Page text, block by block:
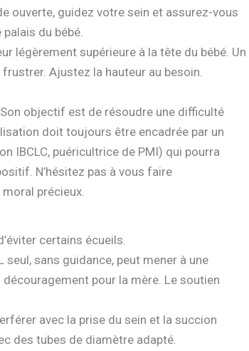
ouverte, guidez votre sein et assurez-vous
du bébé.
légèrement supérieure à la tête du bébé. Un
Ajustez la hauteur au besoin.
objectif est de résoudre une difficulté
doit toujours être encadrée par un
IBCLC, puéricultrice de PMI) qui pourra
N’hésitez pas à vous faire
précieux.
certains écueils.
sans guidance, peut mener à une
pour la mère. Le soutien
avec la prise du sein et la succion
des tubes de diamètre adapté.